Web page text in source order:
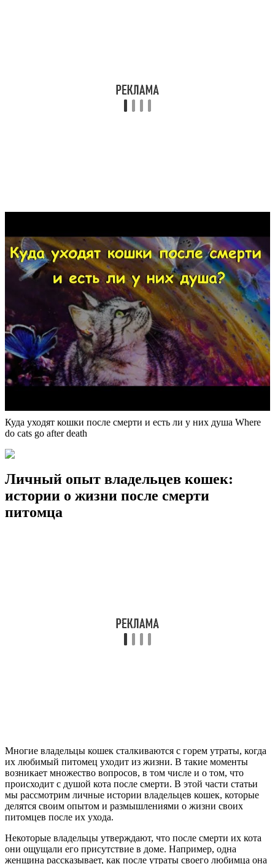
Куда уходят кошки после смерти и есть ли у них душа Where
do cats go after death
Личный опыт владельцев кошек:
истории о жизни после смерти
питомца
Многие владельцы кошек сталкиваются с горем утраты, когда
их любимый питомец уходит из жизни. В такие моменты
возникает множество вопросов, в том числе и о том, что
происходит с душой кота после смерти. В этой части статьи
мы рассмотрим личные истории владельцев кошек, которые
делятся своим опытом и размышлениями о жизни своих
питомцев после их ухода.
Некоторые владельцы утверждают, что после смерти их кота
они ощущали его присутствие в доме. Например, одна
женщина рассказывает, как после утраты своего любимца она